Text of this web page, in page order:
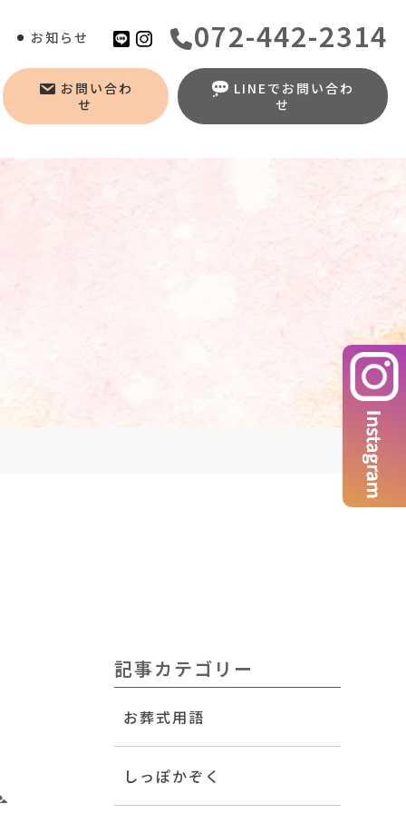
お知らせ 072-442-2314
お問い合わ
せ
LINEでお問い合わ
せ
記事カテゴリー
お葬式用語
しっぽかぞく